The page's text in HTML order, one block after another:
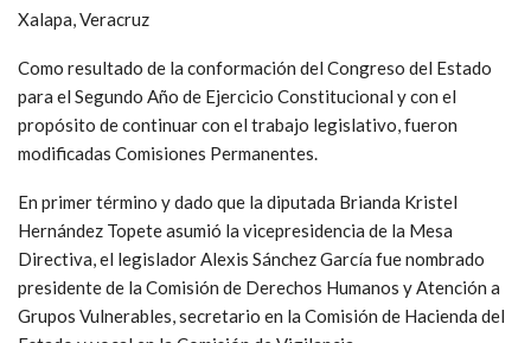
Xalapa, Veracruz
Como resultado de la conformación del Congreso del Estado
para el Segundo Año de Ejercicio Constitucional y con el
propósito de continuar con el trabajo legislativo, fueron
modificadas Comisiones Permanentes.
En primer término y dado que la diputada Brianda Kristel
Hernández Topete asumió la vicepresidencia de la Mesa
Directiva, el legislador Alexis Sánchez García fue nombrado
presidente de la Comisión de Derechos Humanos y Atención a
Grupos Vulnerables, secretario en la Comisión de Hacienda del